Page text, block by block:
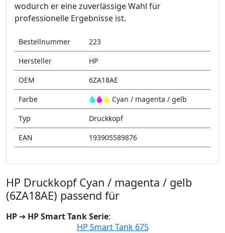
wodurch er eine zuverlässige Wahl für
professionelle Ergebnisse ist.
Bestellnummer
223
Hersteller
HP
OEM
6ZA18AE
Farbe
Cyan / magenta / gelb
Typ
Druckkopf
EAN
193905589876
HP Druckkopf Cyan / magenta / gelb
(6ZA18AE) passend für
HP ➔ HP Smart Tank Serie:
HP Smart Tank 675